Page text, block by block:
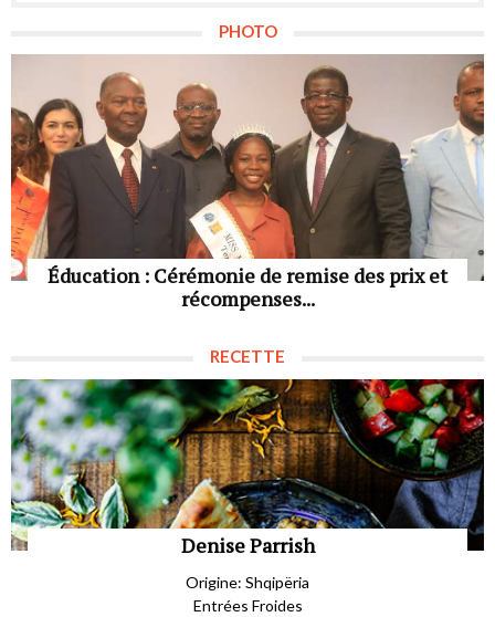
PHOTO
Éducation : Cérémonie de remise des prix et
récompenses...
RECETTE
Denise Parrish
Origine: Shqipëria
Entrées Froides